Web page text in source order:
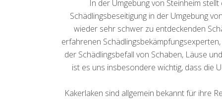
In der Umgebung von Steinheim
Schädlingsbeseitigung in der Umgebung
wieder sehr schwer zu entdeckenden
erfahrenen
der Schädlingsbefall von Schaben, Läuse
ist es uns insbesondere wichtig, dass die
Kakerlaken sind allgemein bekannt für ihre